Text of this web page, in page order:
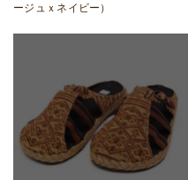
ージュｘネイビー）